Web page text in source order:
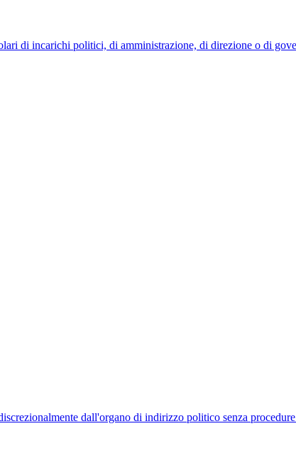
di incarichi politici, di amministrazione, di direzione o di
dall'organo di indirizzo politico senza